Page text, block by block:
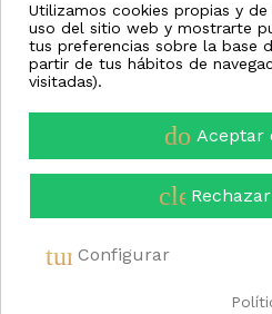
AYUDA
NOSOTROS
2026 RAJOPE
Utilizamos cookies propias y
uso del sitio web y mostrarte
tus preferencias sobre la base
partir de tus hábitos de
visitadas).
done_all
Aceptar
clear
tuneConfigurar